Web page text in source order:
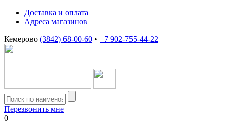
Доставка и оплата
Адреса магазинов
Кемерово (3842) 68-00-60 • +7 902-755-44-22
Перезвонить мне
0